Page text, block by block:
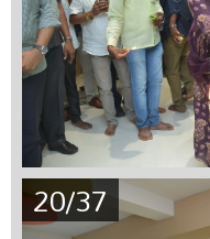
20/37